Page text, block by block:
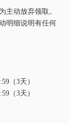
主动放弃领取。
明细说明有任何
（3天）
（3天）